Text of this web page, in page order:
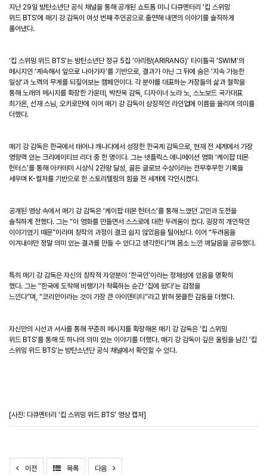
지난 29일 방탄소년단 공식 채널을 통해 공개된 쇼트폼 미니 다큐멘터리 ‘킵 스위밍
위드 BTS’에 매기 강 감독이 여섯 번째 주인공으로 출연해 내면의 이야기를 솔직하게
풀어냈다.
‘킵 스위밍 위드 BTS’는 방탄소년단 정규 5집 ‘아리랑(ARIRANG)’ 타이틀곡 ‘SWIM’의
메시지인 ‘계속해서 앞으로 나아가자’를 기반으로 결과가 아닌 그 뒤에 숨은 ‘지속 가능한
일상’과 노력의 무게를 되짚어보는 캠페인이다. 각 분야를 대표하는 거장들의 삶과 철학을
통해 노래의 메시지를 확장한 가운데
박찬욱 감독 디자이너 노라 노 스노보드 국가대표
최가온 선재 스님 오키로만에 이어 매기 강 감독이 상징적인 라인업에 이름을 올리며 의미를
더했다.
매기 강 감독은 한국에서 태어나 캐나다에서 성장한 한국계 감독으로 현재 전 세계에서 가장
영향력 있는 크리에이티브 리더 중 한 명이다. 그는 넷플릭스 애니메이션 영화 ‘케이팝 데몬
헌터스’를 통해 아카데미 시상식 2관왕 달성 골든 글로브 수상이라는 전무후무한 기록을
세우며 K-컬처를 기반으로 한 스토리텔링의 힘을 전 세계에 각인시켰다.
공개된 영상 속에서 매기 강 감독은 ‘케이팝 데몬 헌터스’를 통해 느꼈던 고민과 도전을
솔직하게 전했다. 그는 “이 영화를 만들면서 스스로에 대한 두려움이 컸다. 굉장히 개인적인
이야기였기 때문”이라며 창작의 과정이 결코 쉽지 않았음을 털어놨다. 이어 “두려움을
이겨내야만 정말 의미 있는 결과를 만들 수 있다고 생각한다”며 몸소 느낀 깨달음을 공유했다.
특히 매기 강 감독은 자신의 창작적 자양분이 ‘한국인’이라는 정체성에 있음을 명확히
했다. 그는 “한국에 도착해 비행기가 착륙하는 순간 ‘집에 왔다’는 감정을
느낀다”며 “코리안이라는 것이 가장 큰 아이덴티티 ”라고 밝혀 뭉클한 감동을 더했다.
자신만의 시선과 서사를 통해 꾸준히 메시지를 확장해온 매기 강 감독은 ‘킵 스위밍
위드 BTS’를 통해 또 하나의 의미 있는 이야기를 더했다. 매기 강 감독이 깊은 울림을 남긴 ‘킵
스위밍 위드 BTS’는 방탄소년단 공식 채널에서 확인할 수 있다.
[사진: 다큐멘터리 '킵 스위밍 위드 BTS' 영상 캡처]
이전 목록 다음